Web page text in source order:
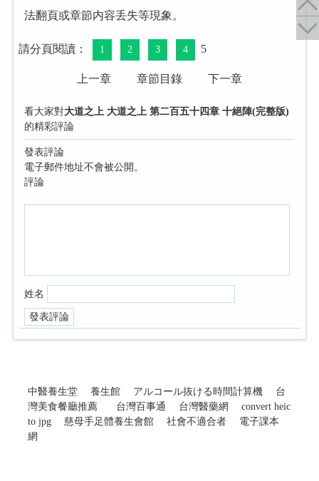
法翻頁或章節内容丢失等現象。
請分頁閱讀： 1 2 3 4 5
上一章 章節目錄 下一章
看大家對大道之上 大道之上 第二百五十四章 十絕陣(完整版)
的精彩評論
發表評論
電子郵件地址不會被公開。
評論
姓名
中醫養生堂 養生館 アルコール抜ける時間計算機
台
灣美食餐廳推薦
台灣百事通 台灣醫藥網
convert heic
to jpg
慈母手足體養生會館 社會不適合者
電子課本
網